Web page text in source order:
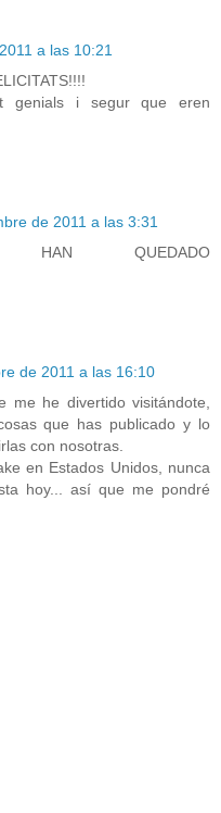
a las 10:21
genials i segur que eren
de 2011 a las 3:31
HAN QUEDADO
de 2011 a las 16:10
me he divertido visitándote,
que has publicado y lo
con nosotras.
en Estados Unidos, nunca
hoy... así que me pondré